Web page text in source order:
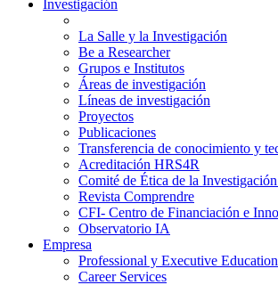
Investigación
La Salle y la Investigación
Be a Researcher
Grupos e Institutos
Áreas de investigación
Líneas de investigación
Proyectos
Publicaciones
Transferencia de conocimiento y
Acreditación HRS4R
Comité de Ética de la
Revista Comprendre
CFI- Centro de Financiación e
Observatorio IA
Empresa
Professional y Executive Education
Career Services